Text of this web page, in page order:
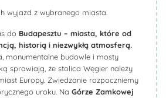
wyjazd z wybranego miasta.
do Budapesztu – miasta, które od
historią i niezwykłą atmosferą.
monumentalne budowle i mosty
sprawiają, że stolica Węgier należy
Europy. Zwiedzanie rozpoczniemy
uroku. Na Górze Zamkowej